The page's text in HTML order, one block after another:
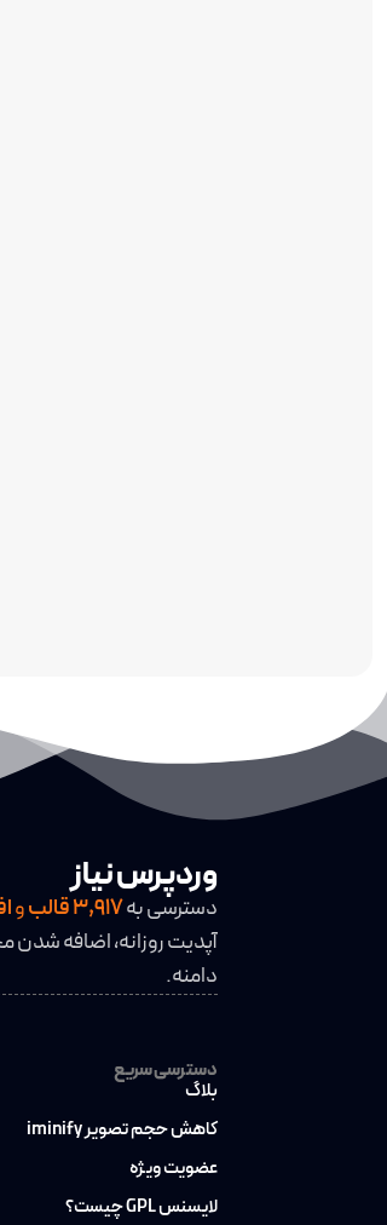
وردپرس نیاز
دسترسی به3,917قالبو
آپدیت روزانه، اضافه
دامنه.
دسترسی سریع
بلاگ
کاهش حجم تصویر iminify
عضویت ویژه
لایسنس GPL چیست؟